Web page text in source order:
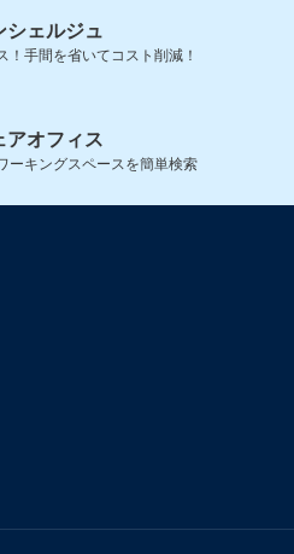
シェルジュ
！手間を省いてコスト削減！
アオフィス
ーキングスペースを簡単検索